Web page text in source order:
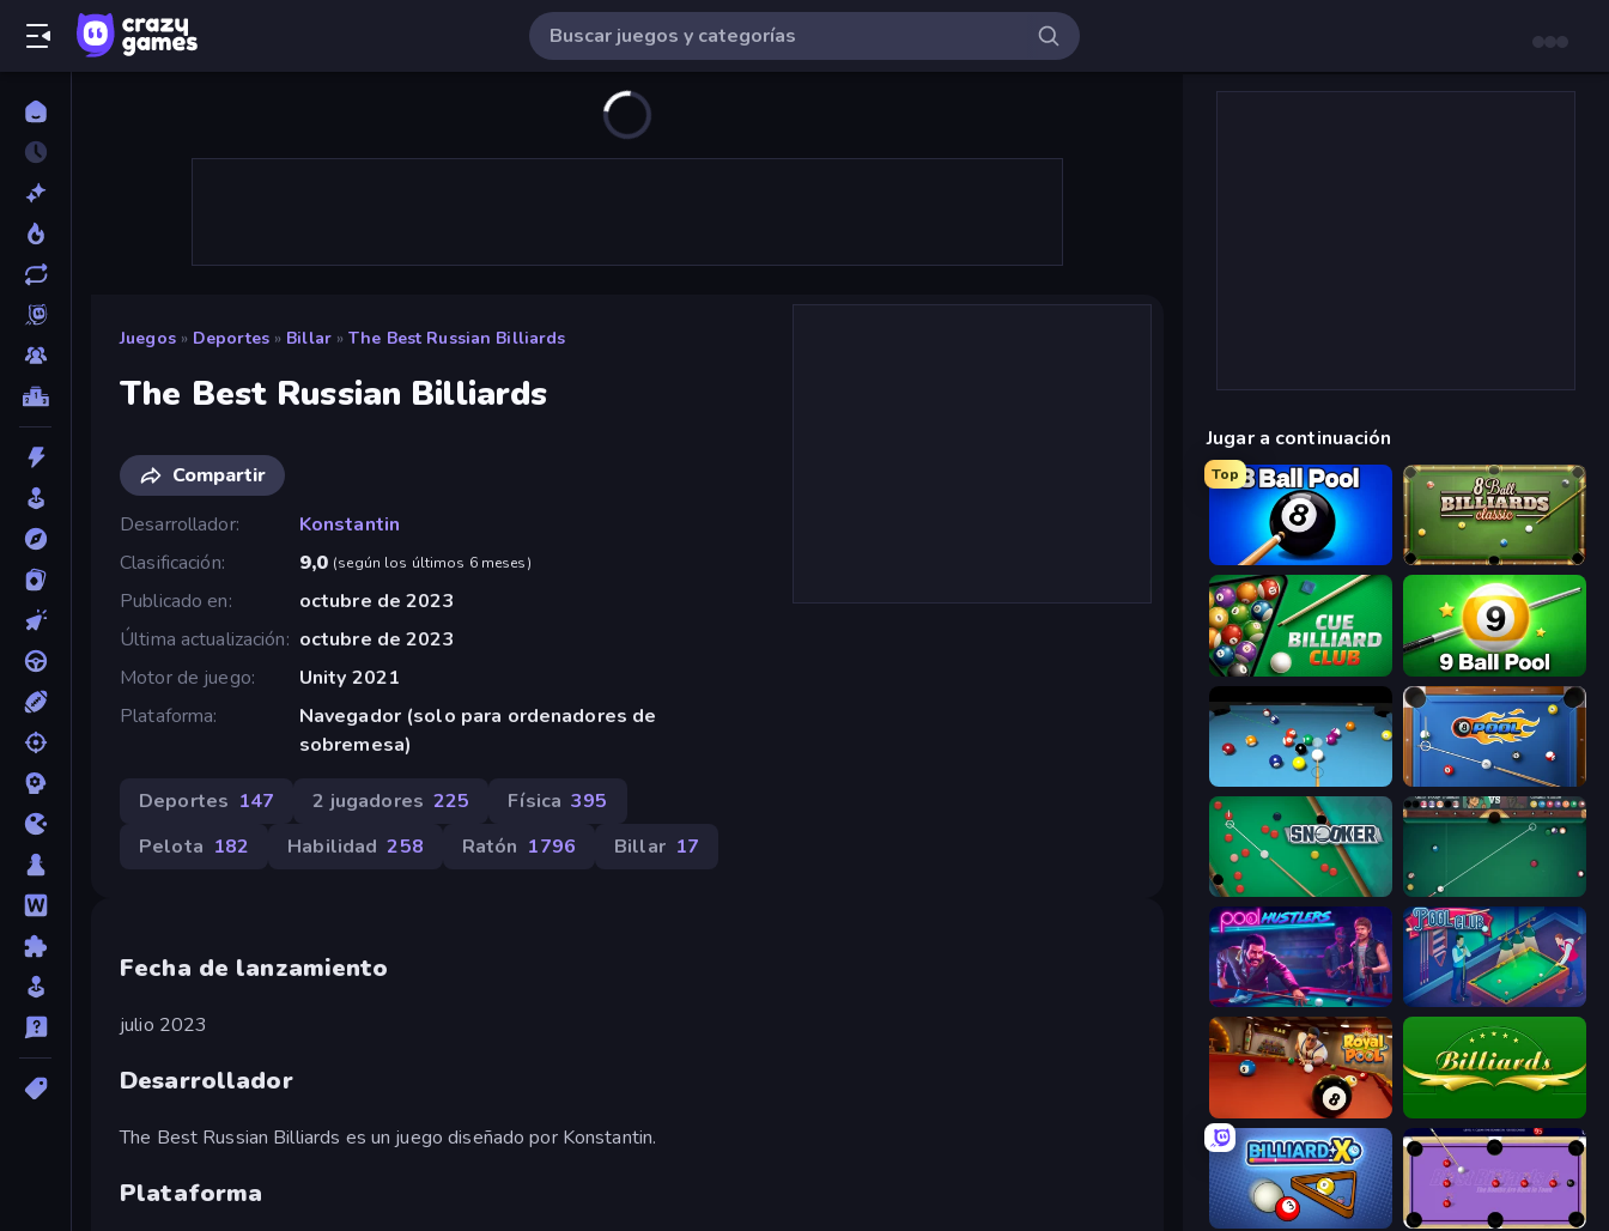
Juegos » Deportes » Billar » The Best Russian Billiards
The Best Russian Billiards
Compartir
Desarrollador
Konstantin
Clasificación
9,0 (según los últimos 6 meses)
Publicado en
octubre de 2023
Última actualización
octubre de 2023
Motor de juego
Unity 2021
Plataforma
Navegador (solo para ordenadores de
sobremesa)
Deportes 147 2 jugadores 225 Física 395
Pelota 182 Habilidad 258 Ratón 1796 Billar 17
Fecha de lanzamiento
julio 2023
Desarrollador
The Best Russian Billiards es un juego diseñado por Konstantin.
Plataforma
Jugar a continuación
Top
8 Ball Billiards Classic
Cue Billiard Club
Billiards Pool 8 8 Ball Pool
Snooker Mafia Billiard Tricks
Pool Hustlers Pool Club
BilliardX Blast Billiards 4